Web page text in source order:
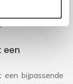
een
een bijpassende